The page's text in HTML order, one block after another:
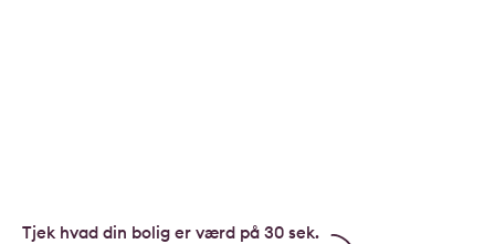
Tjek hvad din bolig er værd på 30 sek.